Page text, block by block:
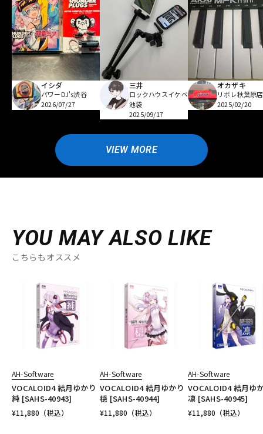
イシダ
パワーDJ's渋谷
2026/07/27
三井
ロックハウスイケベ
池袋
2025/09/17
オカザキ
リボレ秋葉原店
2025/02/20
VIEW MORE
YOU MAY ALSO LIKE
こちらもオススメ
AH-Software
VOCALOID4 結月ゆかり
純 [SAHS-40943]
¥11,880 （税込）
AH-Software
VOCALOID4 結月ゆかり
穏 [SAHS-40944]
¥11,880 （税込）
AH-Software
VOCALOID4 結月ゆ
凛 [SAHS-40945]
¥11,880 （税込）